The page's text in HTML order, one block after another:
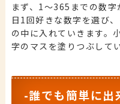
まず、1～365までの数
日1回好きな数字を選び
の中に入れていきます。
字のマスを塗りつぶして
-誰でも簡単に出